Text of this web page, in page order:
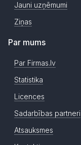
Jauni uzņēmumi
Ziņas
Par mums
Par Firmas.lv
Statistika
Licences
Sadarbības partneri
Atsauksmes